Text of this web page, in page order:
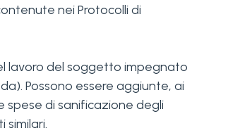
nei Protocolli di
lavoro del soggetto impegnato
Possono essere aggiunte, ai
spese di sanificazione degli